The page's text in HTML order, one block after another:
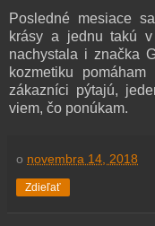
Posledné mesiace
krásy a jednu takú
nachystala i značka
kozmetiku
zákazníci pýtajú,
viem, čo ponúkam.
o novembra 14, 2018
Zdieľať